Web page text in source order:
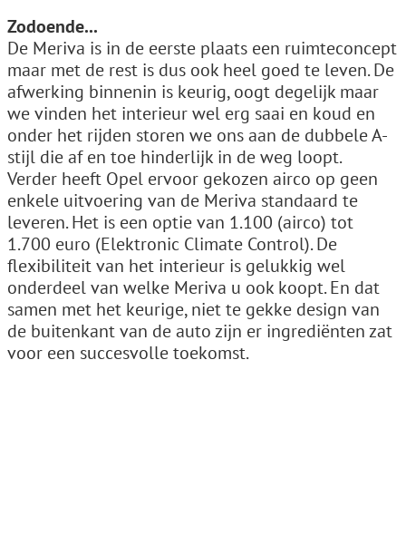
Zodoende...
De Meriva is in de eerste plaats een ruimteconcept
maar met de rest is dus ook heel goed te leven. De
afwerking binnenin is keurig, oogt degelijk maar
we vinden het interieur wel erg saai en koud en
onder het rijden storen we ons aan de dubbele A-
stijl die af en toe hinderlijk in de weg loopt.
Verder heeft Opel ervoor gekozen airco op geen
enkele uitvoering van de Meriva standaard te
leveren. Het is een optie van 1.100 (airco) tot
1.700 euro (Elektronic Climate Control). De
flexibiliteit van het interieur is gelukkig wel
onderdeel van welke Meriva u ook koopt. En dat
samen met het keurige, niet te gekke design van
de buitenkant van de auto zijn er ingrediënten zat
voor een succesvolle toekomst.